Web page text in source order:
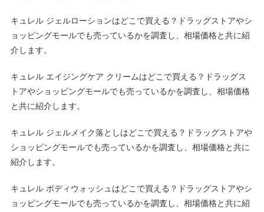
キュレル ジェルローションはどこで買える？ドラッグストアやシ
ョッピングモールでも売っているかを調査し、相場価格と共に紹
介します。
キュレル エイジングケア クリームはどこで買える？ドラッグス
トアやショッピングモールでも売っているかを調査し、相場価格
と共に紹介します。
キュレル ジェルメイク落としはどこで買える？ドラッグストアや
ショッピングモールでも売っているかを調査し、相場価格と共に
紹介します。
キュレル ボディウォッシュはどこで買える？ドラッグストアやシ
ョッピングモールでも売っているかを調査し、相場価格と共に紹